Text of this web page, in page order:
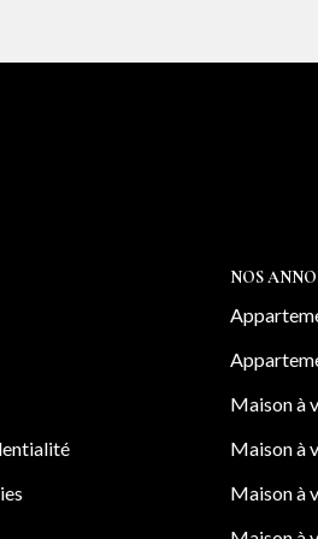
dont un carport équipé de
NOS
Maison à
Maison à
Maison à